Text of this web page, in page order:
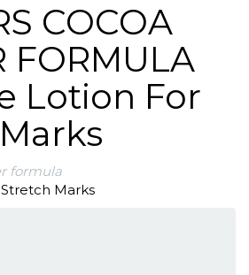
COCOA
FORMULA
Lotion For
formula
Marks